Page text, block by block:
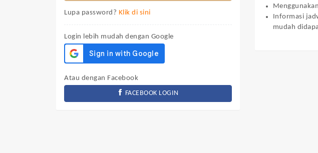
Lupa password? Klik di sini
Login lebih mudah dengan Google
Atau dengan Facebook
FACEBOOK LOGIN
Informasi
mudah